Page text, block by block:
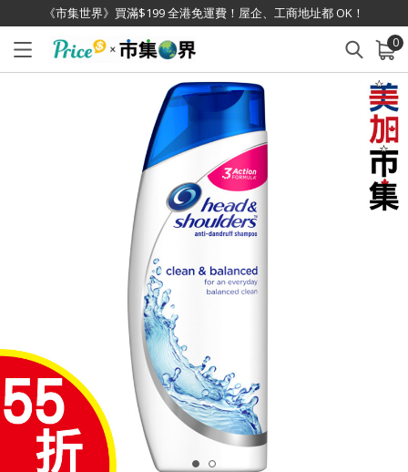
《市集世界》買滿$199 全港免運費！屋企、工商地址都 OK！
0
已加入購物車 查看